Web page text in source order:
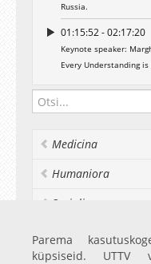
Russia.
01:15:52 - 02:17:20
Keynote speaker:
Every Understanding
Medicina
Humaniora
Socialia
Realia et naturalia
Parema
küpsiseid.